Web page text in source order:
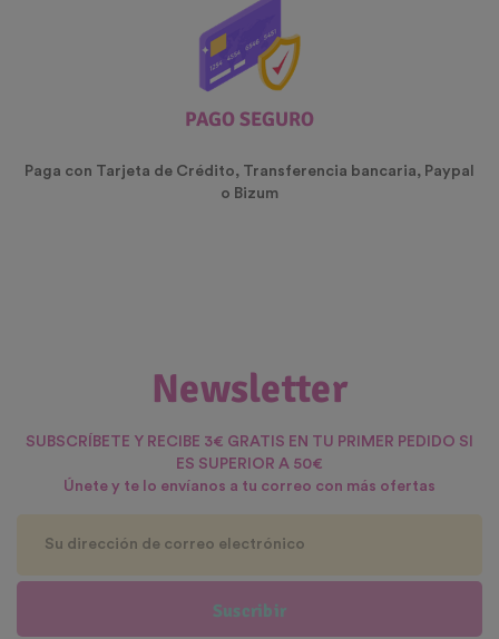
PAGO SEGURO
Paga con Tarjeta de Crédito, Transferencia bancaria, Paypal
o Bizum
Newsletter
SUBSCRÍBETE Y RECIBE 3€ GRATIS EN TU PRIMER PEDIDO SI
ES SUPERIOR A 50€
Únete y te lo envíanos a tu correo con más ofertas
Suscribir